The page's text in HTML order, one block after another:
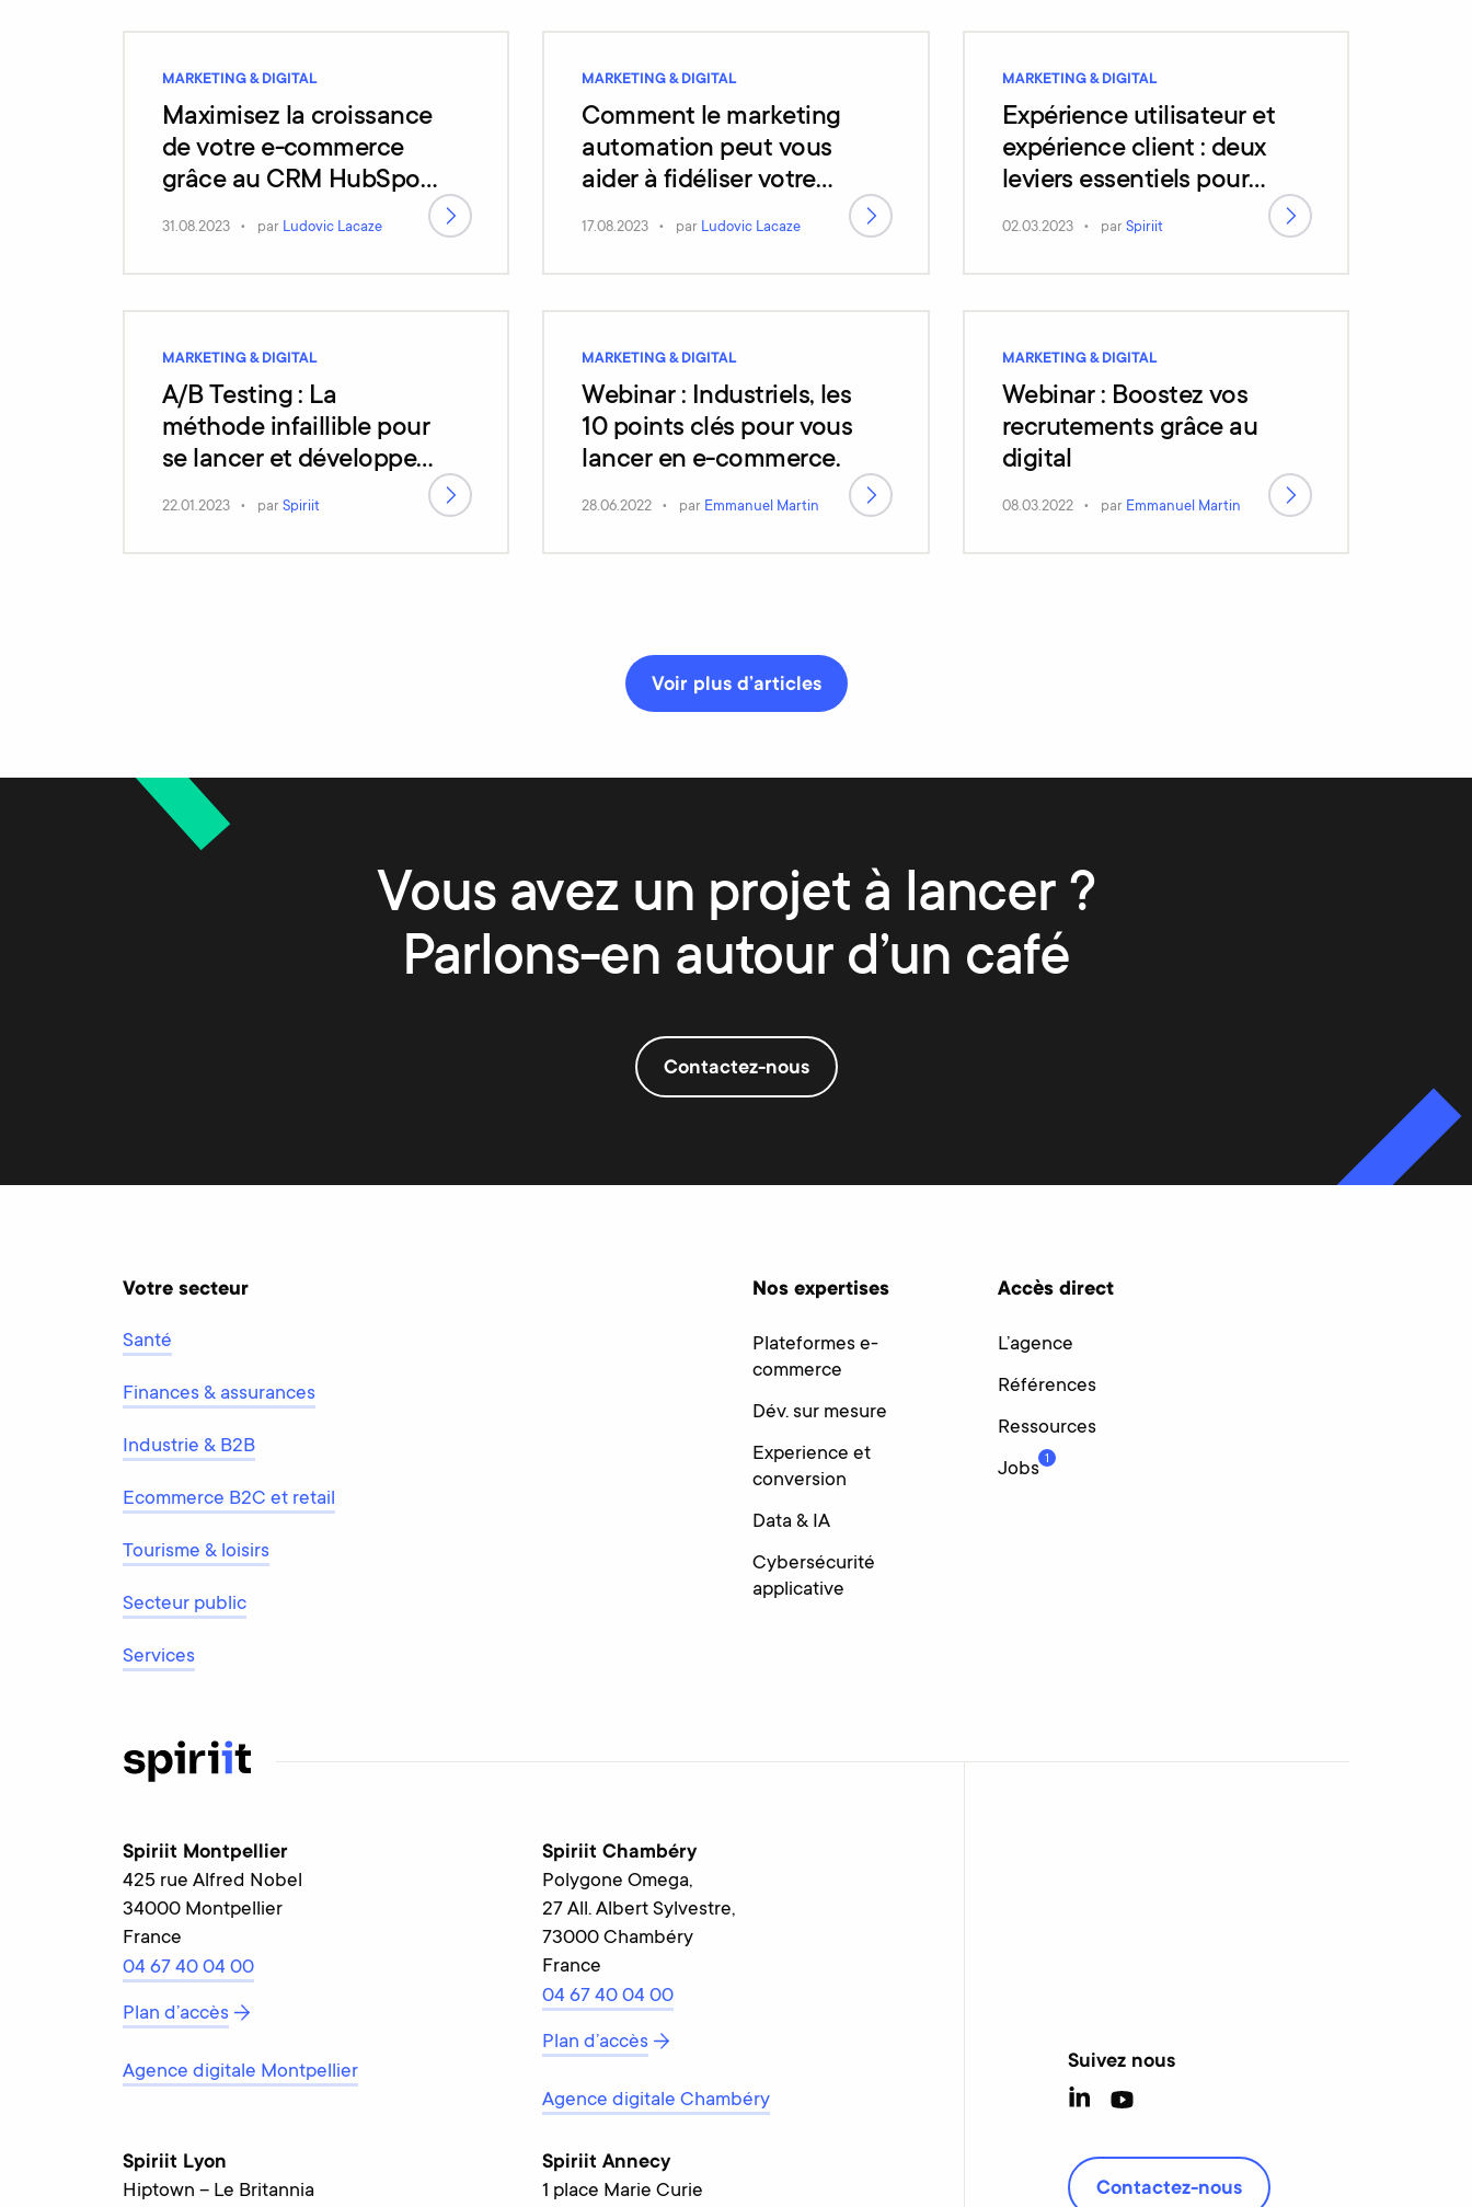
MARKETING & DIGITAL
Maximisez la croissance
de votre e-commerce
grâce au CRM HubSpot
: le pouvoir de
l’intégration
31.08.2023 par Ludovic Lacaze
MARKETING & DIGITAL
Comment le marketing
automation peut vous
aider à fidéliser votre
clientèle en e-
17.08.2023 par Ludovic Lacaze
MARKETING & DIGITAL
Expérience utilisateur et
expérience client : deux
leviers essentiels pour
booster votre ROI
02.03.2023 par Spiriit
MARKETING & DIGITAL
A/B Testing : La
méthode infaillible pour
se lancer et développer
des interactions ultra –
22.01.2023 par Spiriit
MARKETING & DIGITAL
Webinar : Industriels, les
10 points clés pour vous
lancer en e-commerce.
28.06.2022 par Emmanuel Martin
MARKETING & DIGITAL
Webinar : Boostez vos
recrutements grâce au
digital
08.03.2022 par Emmanuel Martin
Voir plus d’articles
Vous avez un projet à lancer ?
Parlons-en autour d’un café
Contactez-nous
Votre secteur
Santé
Finances & assurances
Industrie & B2B
Ecommerce B2C et retail
Tourisme & loisirs
Secteur public
Services
Nos expertises
Plateformes e-
commerce
Dév. sur mesure
Experience et
conversion
Data & IA
Cybersécurité
applicative
Accès direct
L’agence
Références
Ressources
Jobs 1
Spiriit Montpellier
425 rue Alfred Nobel
34000 Montpellier
France
04 67 40 04 00
Plan d’accès
Agence digitale Montpellier
Spiriit Chambéry
Polygone Omega,
27 All. Albert Sylvestre,
73000 Chambéry
France
04 67 40 04 00
Plan d’accès
Agence digitale Chambéry
Spiriit Lyon
Hiptown – Le Britannia
Spiriit Annecy
1 place Marie Curie
Suivez nous
Contactez-nous